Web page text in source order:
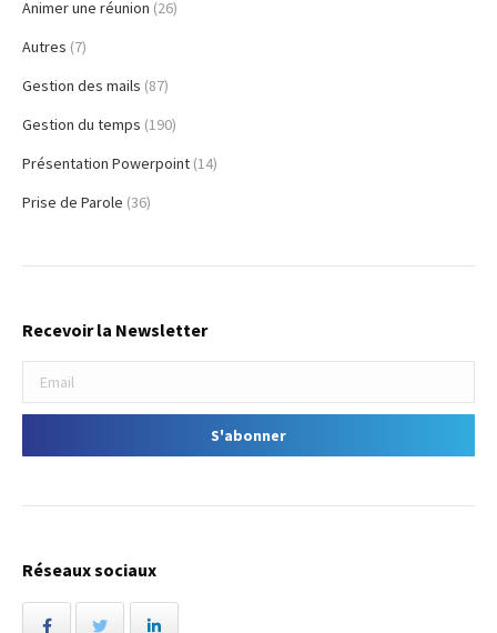
Animer une réunion (26)
Autres (7)
Gestion des mails (87)
Gestion du temps (190)
Présentation Powerpoint (14)
Prise de Parole (36)
Recevoir la Newsletter
Réseaux sociaux